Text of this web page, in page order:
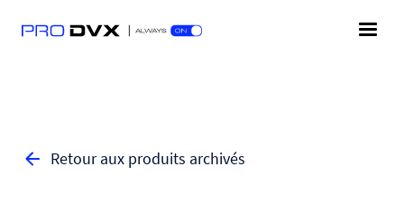
Retour aux produits archivés